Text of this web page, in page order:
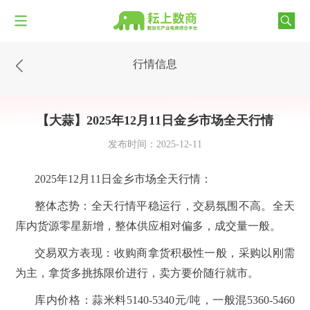
行情信息
【大蒜】2025年12月11日金乡市场全天行情
发布时间：2025-12-11
2025年12月11日金乡市场全天行情：
整体态势：全天行情平稳运行，交易氛围不高。全天
库内货源零星新增，整体供应相对偏多，成交量一般。
交易双方表现：收购商拿货积极性一般，采购以刚需
为主，拿货多挑拣限价进行，卖方要价随行就市。
库内价格：蒜米料5140-5340元/吨，一般混5360-5460